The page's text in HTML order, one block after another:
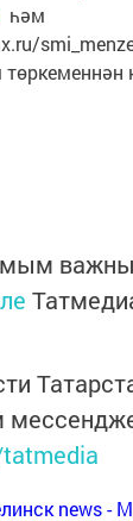
һәм
news -